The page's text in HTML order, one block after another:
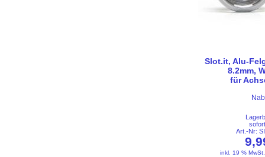
Slot.it, Alu-
8.2mm,
für
Art.-Nr:
inkl. 19 %